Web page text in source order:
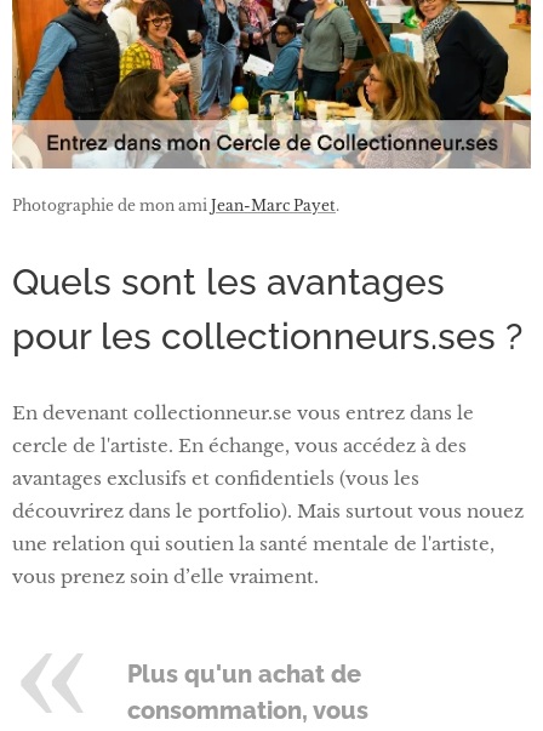
Photographie de mon ami Jean-Marc Payet.
Quels sont les avantages
pour les collectionneurs.ses ?
En devenant collectionneur.se vous entrez dans le
cercle de l'artiste. En échange, vous accédez à des
avantages exclusifs et confidentiels (vous les
découvrirez dans le portfolio). Mais surtout vous nouez
une relation qui soutien la santé mentale de l'artiste,
vous prenez soin d’elle vraiment.
Plus qu'un achat de
consommation, vous